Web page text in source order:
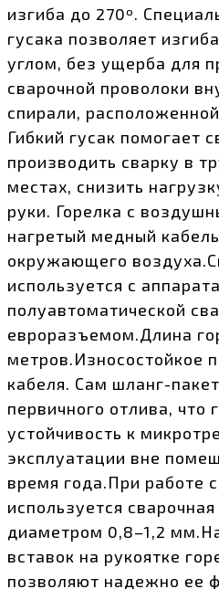
изгиба до 270º.
гусака позволяет
углом, без ущерба для
сварочной проволоки
спирали,
Гибкий гусак помогает
производить сварку в
местах, снизить
руки. Горелка с
нагретый медный
окружающего
используется с
полуавтоматической
евроразъемом.Длина
метров.Износостойкое
кабеля. Сам шланг-
первичного отлива, что
устойчивость к
эксплуатации вне
время года.При работе
используется
диаметром 0,8–1,2
вставок на рукоятке
позволяют надежно ее